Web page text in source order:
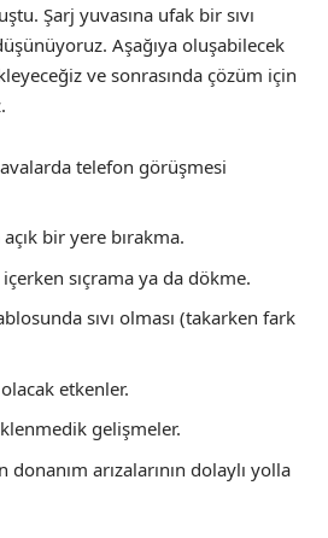
Şarj yuvasına ufak bir sıvı
Aşağıya oluşabilecek
ve sonrasında çözüm için
telefon görüşmesi
açık bir yere bırakma.
sıçrama ya da dökme.
sıvı olması (takarken fark
etkenler.
gelişmeler.
donanım arızalarının dolaylı yolla